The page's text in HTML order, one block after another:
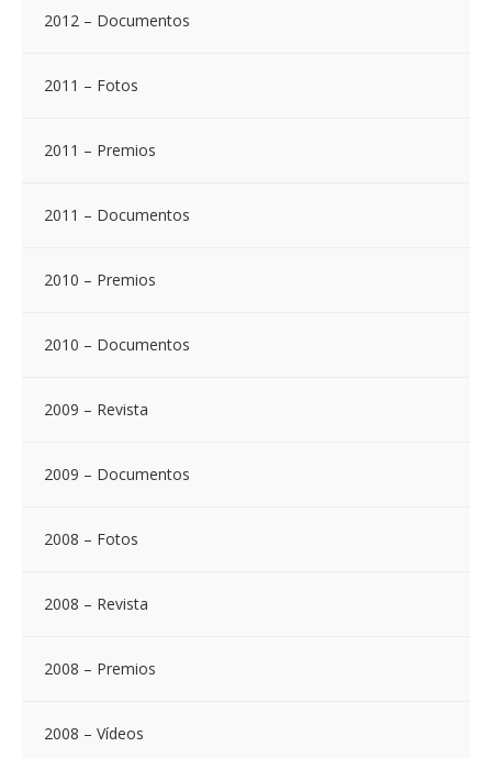
2012 – Documentos
2011 – Fotos
2011 – Premios
2011 – Documentos
2010 – Premios
2010 – Documentos
2009 – Revista
2009 – Documentos
2008 – Fotos
2008 – Revista
2008 – Premios
2008 – Vídeos